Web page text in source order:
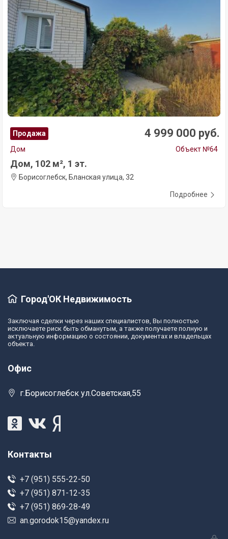
Продажа 4 999 000 руб.
Дом Объект №64
Дом, 102 м², 1 эт.
Борисоглебск, Бланская улица, 32
Подробнее
Город'ОК Недвижимость
Заключая сделки через наших специалистов, Вы полностью
исключаете риск быть обманутым, а также получаете полную и
актуальную информацию о состоянии, документах и владельцах
объекта.
Офис
г.Борисоглебск ул.Советская,55
Контакты
+7 (951) 555-22-50
+7 (951) 871-12-35
+7 (951) 869-28-49
an.gorodok15@yandex.ru